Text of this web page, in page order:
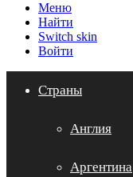
Меню
Найти
Switch skin
Войти
Страны
Англия
Аргентина